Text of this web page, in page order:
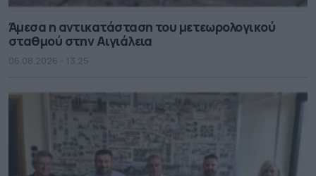
Άμεσα η αντικατάσταση του μετεωρολογικού
σταθμού στην Αιγιάλεια
06.08.2026 - 13.25